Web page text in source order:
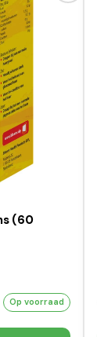
(60
Op voorraad